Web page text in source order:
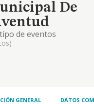
De
de eventos
conciertos,
GENERAL DATOS